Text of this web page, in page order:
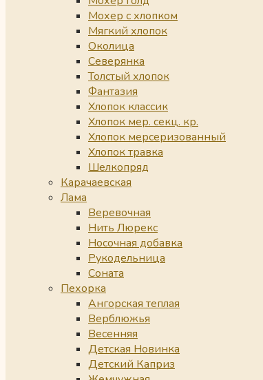
Мохер с хлопком
Мягкий хлопок
Околица
Северянка
Толстый хлопок
Фантазия
Хлопок классик
Хлопок мер. секц. кр.
Хлопок мерсеризованный
Хлопок травка
Шелкопряд
Карачаевская
Лама
Веревочная
Нить Люрекс
Носочная добавка
Рукодельница
Соната
Пехорка
Ангорская теплая
Верблюжья
Весенняя
Детская Новинка
Детский Каприз